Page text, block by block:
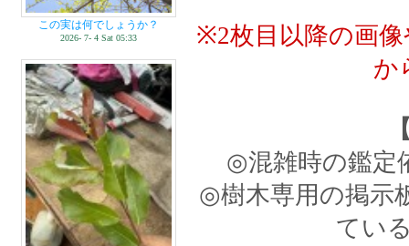
この実は何でしょうか？
2026- 7- 4 Sat 05:33
※2枚目以降の画
か
◎混雑時の鑑定
◎樹木専用の掲示
てい